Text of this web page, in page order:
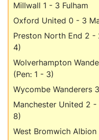
Phim VTV
Hậu trường
Nhân vật
Khán giả
Giải sao mai
Giải trí
Điện ảnh
Âm nhạc
Sao
Đời sống
Du lịch
Chất lượng cuộc sống
Giáo dục
Tuyển sinh
Học trực tuyến
Công nghệ
Hitech Công nghệ tương
Giao lưu trực tuyến
Millwall 1 - 3 Fulham
Oxford United 0 - 3
Preston North End 2
4)
Wolverhampton
(Pen: 1 - 3)
Wycombe Wanderers
Manchester United 2
8)
West Bromwich